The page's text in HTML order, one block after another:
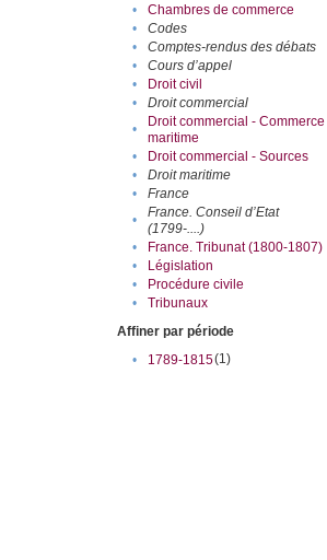
•
Chambres de commerce
•
Codes
•
Comptes-rendus des débats
•
Cours d’appel
•
Droit civil
•
Droit commercial
•
Droit commercial - Commerce
maritime
• Droit commercial - Sources
•
Droit maritime
•
France
•
France. Conseil d’Etat
(1799-....)
• France. Tribunat (1800-1807)
•
Législation
•
Procédure civile
•
Tribunaux
Affiner par période
•
1789-1815(1)